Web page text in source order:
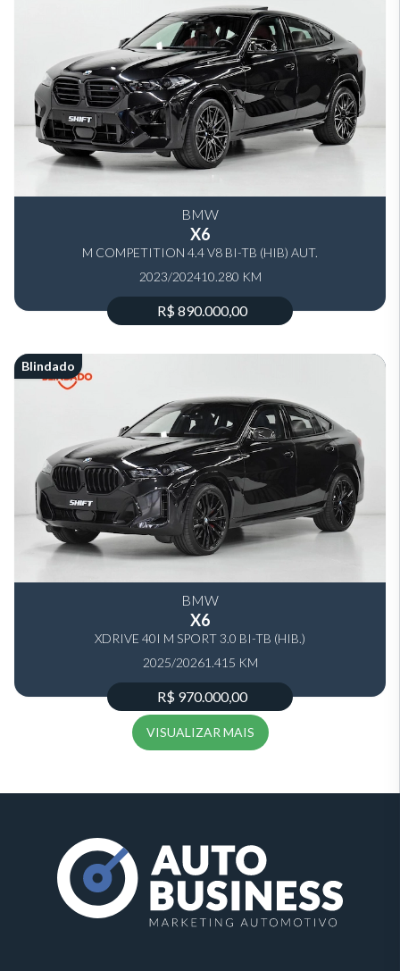
BMW
X6
M COMPETITION 4.4 V8 BI-TB (HIB) AUT.
2023/202410.280 KM
R$ 890.000,00
Blindado
BMW
X6
XDRIVE 40I M SPORT 3.0 BI-TB (HIB.)
2025/20261.415 KM
R$ 970.000,00
VISUALIZAR MAIS